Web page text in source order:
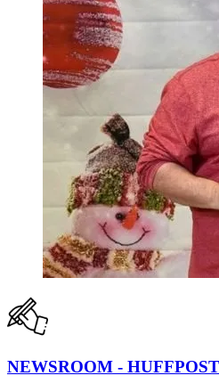
NEWSROOM - HUFFPOST